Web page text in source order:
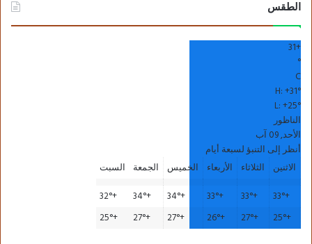
الطقس
+
31
°
C
H:+31°
L:+25°
الناظور
الأحد, 09 آب
أنظر إلى التنبؤ لسبعة أيام
الاثنين
الثلاثاء الأربعاء الخميس الجمعة
السبت
+
33°
+
33°
+
33°
+
34°
+
34°
+
32°
+
25°
+
27°
+
26°
+
27°
+
27°
+
25°